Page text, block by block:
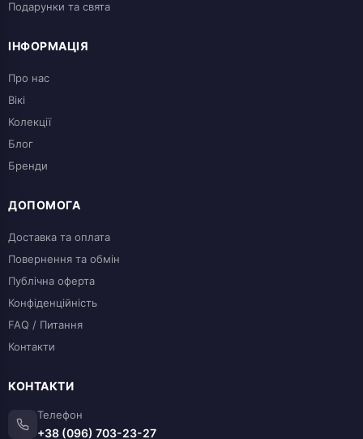
Подарунки та свята
ІНФОРМАЦІЯ
Про нас
Вікі
Колекції
Блог
Бренди
ДОПОМОГА
Доставка та оплата
Повернення та обмін
Публічна оферта
Конфіденційність
FAQ / Питання
Контакти
КОНТАКТИ
Телефон
+38 (096) 703-23-27